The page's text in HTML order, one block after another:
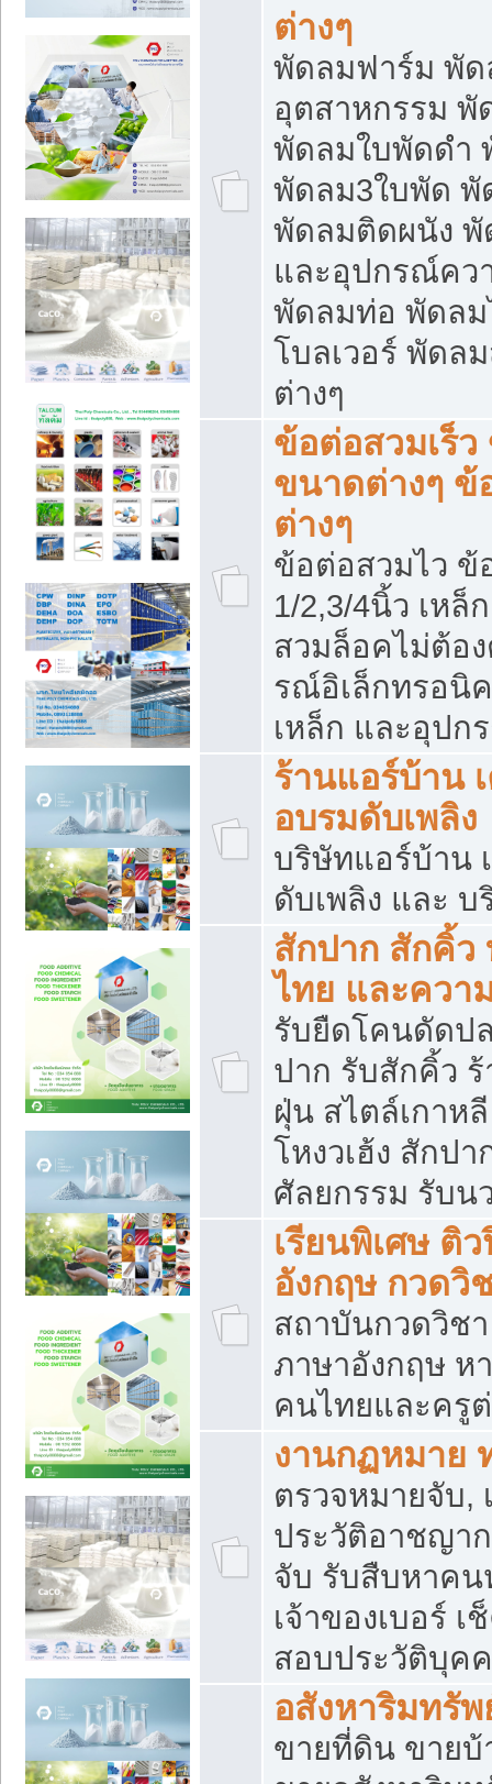
ต่างๆ
พัดลมฟาร์ม พัด
อุตสาหกรรม
พัดลมใบพัดดำ
พัดลม3ใบพัด พั
พัดลมติดผนัง
และอุปกรณ์คว
พัดลมท่อ พัดลม
โบลเวอร์ พัดล
ต่างๆ
ข้อต่อสวมเร็
ขนาดต่างๆ ข้
ต่างๆ
ข้อต่อสวมไว ข้
1/2,3/4นิ้ว เหล็
สวมล็อคไม่ต้อ
รณ์อิเล็กทรอนิ
เหล็ก และอุปก
ร้านแอร์บ้าน
อบรมดับเพลิง
บริษัทแอร์บ้าน
ดับเพลิง และ
สักปาก สักคิ้
ไทย และควา
รับยืดโคนดัดป
ปาก รับสักคิ้ว
ฝุ่น สไตล์เกาห
โหงวเฮ้ง สักป
ศัลยกรรม รับน
เรียนพิเศษ ติ
อังกฤษ กวดวิ
สถาบันกวดวิช
ภาษาอังกฤษ ห
คนไทยและครู
งานกฏหมาย
ตรวจหมายจับ,
ประวัติอาชญา
จับ รับสืบหาคน
เจ้าของเบอร์
สอบประวัติบุค
อสังหาริมทรัพ
ขายที่ดิน ขายบ้